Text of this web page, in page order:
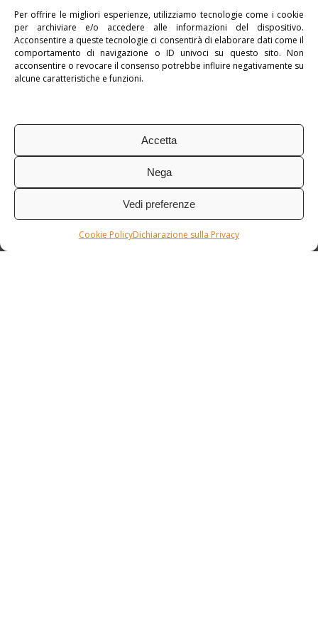
Per offrire le migliori esperienze, utilizziamo tecnologie come i cookie
per archiviare e/o accedere alle informazioni del dispositivo.
Acconsentire a queste tecnologie ci consentirà di elaborare dati come il
comportamento di navigazione o ID univoci su questo sito. Non
acconsentire o revocare il consenso potrebbe influire negativamente su
alcune caratteristiche e funzioni.
Accetta
Nega
Vedi preferenze
Cookie PolicyDichiarazione sulla Privacy
Pubblicato in:Indonesia, myAsia
Tag:Tour Individuale